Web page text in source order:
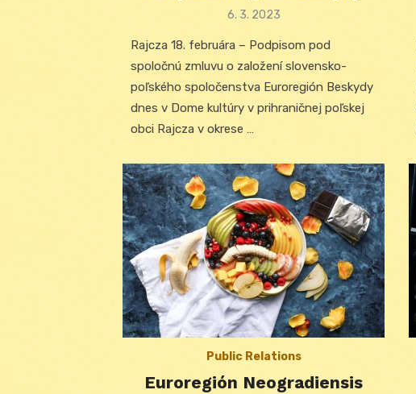
Posted
6. 3. 2023
Rajcza 18. februára – Podpisom pod
spoločnú zmluvu o založení slovensko-
poľského spoločenstva Euroregión Beskydy
dnes v Dome kultúry v prihraničnej poľskej
obci Rajcza v okrese …
Public Relations
Euroregión Neogradiensis